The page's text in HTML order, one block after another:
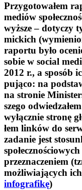
Przy­go­to­wa­łem
mediów
wyż­sze – doty­czy
mic­kich
raportu było
sobie w social
2012 r., a spo­sób
pu­jąco: na
na stro­nie
szego
wyłącz­nie stronę
łem lin­ków do
zada­nie jest
prze­zna­cze­niem
moż­li­wia­ją­cych
infografikę)